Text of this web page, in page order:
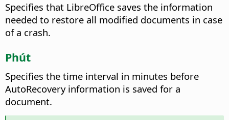
Specifies that LibreOffice saves the information
needed to restore all modified documents in case
of a crash.
Phút
Specifies the time interval in minutes before
AutoRecovery information is saved for a
document.